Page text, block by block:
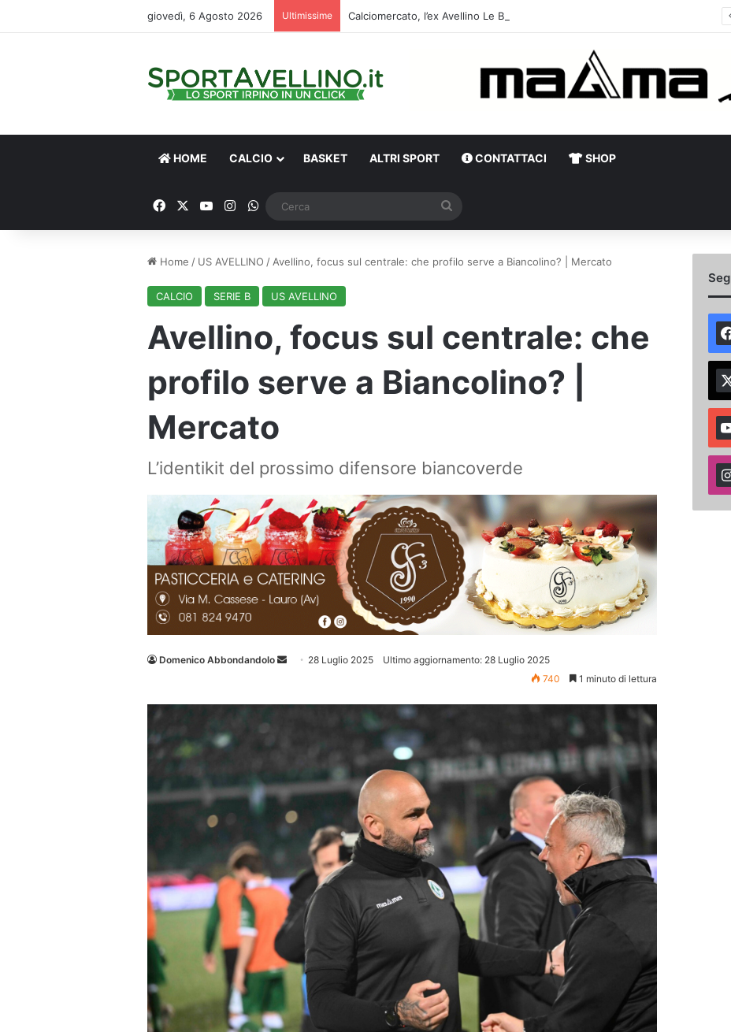
giovedì, 6 Agosto 2026 Ultimissime
HOME CALCIO BASKET ALTRI SPORT CONTATTACI SHOP
FacebookYou TubeInstagram
WhatsApp
Home / US AVELLINO / Avellino, focus sul centrale: che profilo serve a Biancolino? | Mercato
CALCIO SERIE B US AVELLINO
Avellino, focus sul centrale: che
profilo serve a Biancolino? |
Mercato
L’identikit del prossimo difensore biancoverde
Domenico Abbondandolo
Invia 28 Luglio 2025
Ultimo aggiornamento: 28 Luglio 2025
740
1 minuto di lettura